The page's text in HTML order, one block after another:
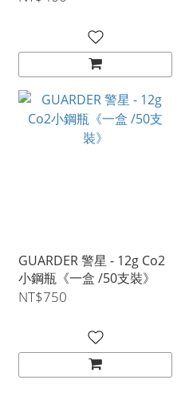
GUARDER 警星 - 12g Co2
小鋼瓶《一盒 /50支裝》
NT$750